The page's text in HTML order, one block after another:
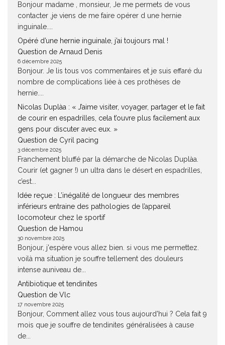
Bonjour madame , monsieur, Je me permets de vous
contacter ,je viens de me faire opérer d une hernie
inguinale....
Opéré d’une hernie inguinale, j’ai toujours mal !
Question de Arnaud Denis
6 décembre 2025
Bonjour. Je lis tous vos commentaires et je suis effaré du
nombre de complications liée à ces prothèses de
hernie....
Nicolas Duplàa : « J’aime visiter, voyager, partager et le fait
de courir en espadrilles, cela t’ouvre plus facilement aux
gens pour discuter avec eux. »
Question de Cyril pacing
3 décembre 2025
Franchement bluffé par la démarche de Nicolas Duplàa.
Courir (et gagner !) un ultra dans le désert en espadrilles,
c’est...
Idée reçue : L’inégalité de longueur des membres
inférieurs entraine des pathologies de l’appareil
locomoteur chez le sportif
Question de Hamou
30 novembre 2025
Bonjour, j'espère vous allez bien. si vous me permettez.
voilà ma situation je souffre tellement des douleurs
intense auniveau de...
Antibiotique et tendinites
Question de Vlc
17 novembre 2025
Bonjour, Comment allez vous tous aujourd'hui ? Cela fait 9
mois que je souffre de tendinites généralisées à cause
de...